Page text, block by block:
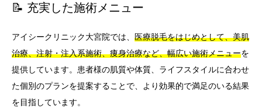
📝 充実した施術メニュー
アイシークリニック大宮院では、 医療脱毛をはじめとして、美肌
治療、注射・注入系施術、痩身治療など、幅広い施術メニューを
提供しています。患者様の肌質や体質、ライフスタイルに合わせ
た個別のプランを提案することで、より効果的で満足のいる結果
を目指しています。